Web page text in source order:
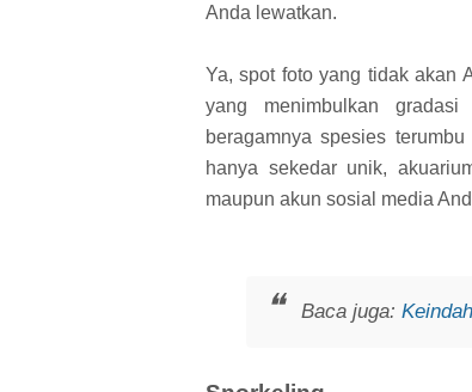
Anda lewatkan.
Ya, spot foto yang tidak akan
yang menimbulkan
beragamnya spesies
hanya sekedar unik,
maupun akun sosial media
Baca juga: